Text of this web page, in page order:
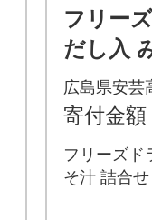
フリー
だし入
(FK-35)
5-0689]
広島県安芸
寄付金額
フリーズド
そ汁 詰合